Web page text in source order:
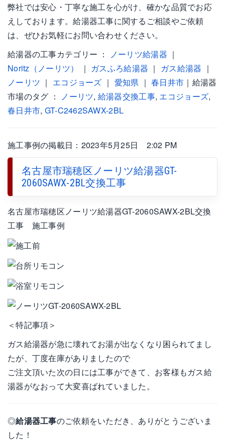
弊社では安心・丁寧な施工を心がけ、確かな品質でお応
えしております。給湯器工事に関するご相談やご依頼
は、ぜひお気軽にお問い合わせください。
給湯器の工事カテゴリー ：
ノーリツ給湯器 ｜
Noritz（ノーリツ）
｜ ガスふろ給湯器 ｜ ガス給湯器 ｜
ノーリツ ｜ エコジョーズ ｜ 愛知県 ｜春日井市 ｜給湯器
市場のタグ ：
ノーリツ, 給湯器交換工事, エコジョーズ,
春日井市, GT-C2462SAWX-2BL
施工事例の掲載日：2023年5月25日 2:02 PM
名古屋市瑞穂区ノーリツ給湯器GT-
2060SAWX-2BL交換工事
名古屋市瑞穂区ノーリツ給湯器GT-2060SAWX-2BL交換
工事 施工事例
＜特記事項＞
ガス給湯器が急に壊れてお湯が出なくなり困られてまし
たが、丁度在庫がありましたので
ご注文頂いた次の日には工事ができて、お客様もガス給
湯器がなおって大変喜ばれていました。
◎給湯器工事のご依頼をいただき、ありがとうございま
した！